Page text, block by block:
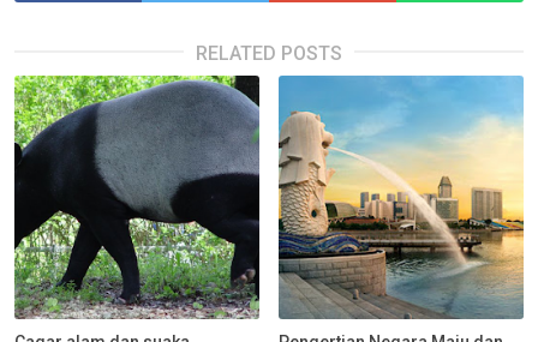
RELATED POSTS